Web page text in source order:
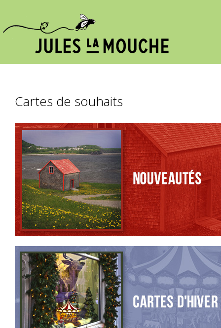
Cartes de souhaits